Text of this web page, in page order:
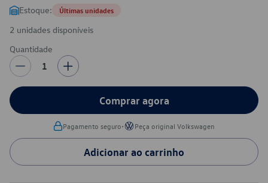
Estoque: Últimas unidades
2 unidades disponíveis
Quantidade
1
Comprar agora
Pagamento seguro• Peça original Volkswagen
Adicionar ao carrinho